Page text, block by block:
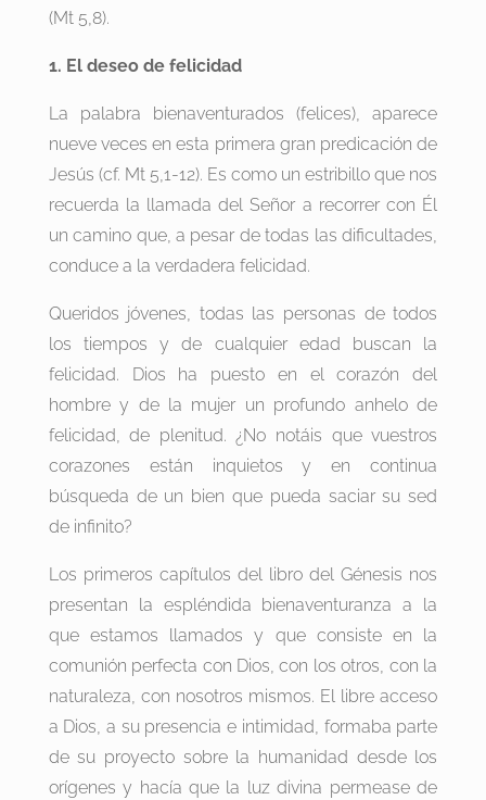
(Mt 5,8).
1. El deseo de felicidad
La palabra bienaventurados (felices), aparece
nueve veces en esta primera gran predicación de
Jesús (cf. Mt 5,1-12). Es como un estribillo que nos
recuerda la llamada del Señor a recorrer con Él
un camino que, a pesar de todas las dificultades,
conduce a la verdadera felicidad.
Queridos jóvenes, todas las personas de todos
los tiempos y de cualquier edad buscan la
felicidad. Dios ha puesto en el corazón del
hombre y de la mujer un profundo anhelo de
felicidad, de plenitud. ¿No notáis que vuestros
corazones están inquietos y en continua
búsqueda de un bien que pueda saciar su sed
de infinito?
Los primeros capítulos del libro del Génesis nos
presentan la espléndida bienaventuranza a la
que estamos llamados y que consiste en la
comunión perfecta con Dios, con los otros, con la
naturaleza, con nosotros mismos. El libre acceso
a Dios, a su presencia e intimidad, formaba parte
de su proyecto sobre la humanidad desde los
orígenes y hacía que la luz divina permease de